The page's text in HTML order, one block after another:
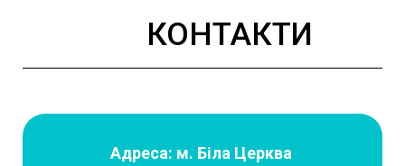
КОНТАКТИ
Адреса: м. Біла Церква